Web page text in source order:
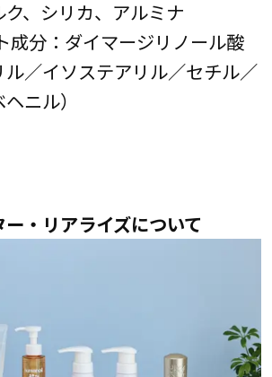
、シリカ、アルミナ
成分：ダイマージリノール酸
ル／イソステアリル／セチル／
ニル）
・リアライズについて